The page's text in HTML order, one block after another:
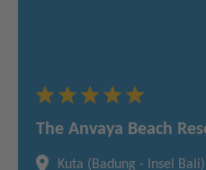
The Anvaya Beach
Kuta (Badung - Insel